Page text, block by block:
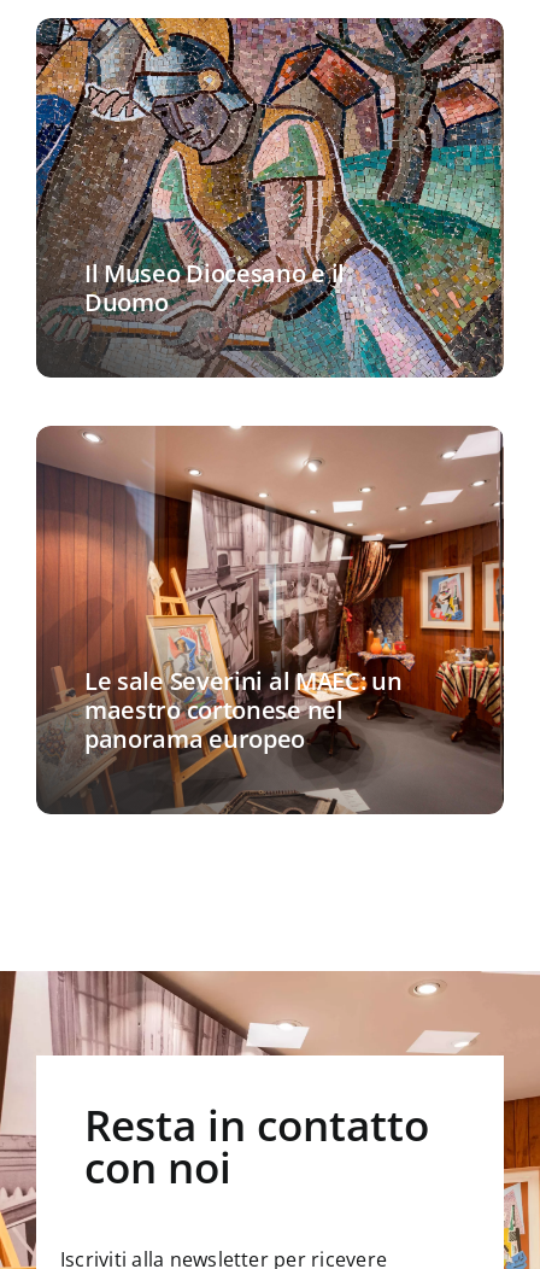
Il Museo Diocesano e il
Duomo
Le sale Severini al MAEC: un
maestro cortonese nel
panorama europeo
Resta in contatto
con noi
Iscriviti alla newsletter per ricevere